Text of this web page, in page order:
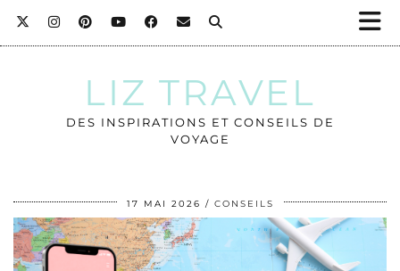
LIZ TRAVEL
DES INSPIRATIONS ET CONSEILS DE
VOYAGE
17 MAI 2026 CONSEILS